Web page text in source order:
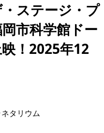
ステージ・プ
市科学館ドー
！2025年12